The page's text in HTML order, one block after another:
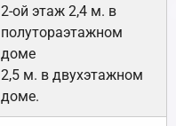
2-ой этаж 2,4 м. в
полутораэтажном
доме
2,5 м. в двухэтажном
доме.